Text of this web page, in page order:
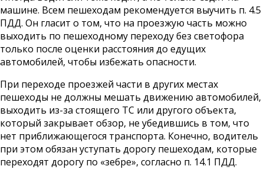
машине. Всем пешеходам рекомендуется выучить п. 4.5
ПДД. Он гласит о том, что на проезжую часть можно
выходить по пешеходному переходу без светофора
только после оценки расстояния до едущих
автомобилей, чтобы избежать опасности.
При переходе проезжей части в других местах
пешеходы не должны мешать движению автомобилей,
выходить из-за стоящего ТС или другого объекта,
который закрывает обзор, не убедившись в том, что
нет приближающегося транспорта. Конечно, водитель
при этом обязан уступать дорогу пешеходам, которые
переходят дорогу по «зебре», согласно п. 14.1 ПДД.